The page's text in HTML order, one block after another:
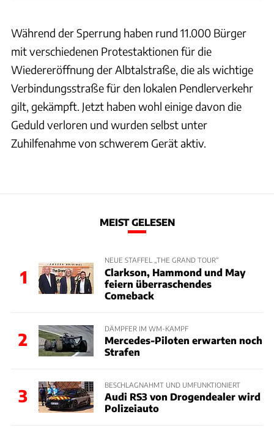
Während der Sperrung haben rund 11.000 Bürger
mit verschiedenen Protestaktionen für die
Wiedereröffnung der Albtalstraße, die als wichtige
Verbindungsstraße für den lokalen Pendlerverkehr
gilt, gekämpft. Jetzt haben wohl einige davon die
Geduld verloren und wurden selbst unter
Zuhilfenahme von schwerem Gerät aktiv.
MEIST GELESEN
1
NEUE STAFFEL „THE GRAND TOUR“
Clarkson, Hammond und May
feiern überraschendes
Comeback
2
DÄMPFER IM WM-KAMPF
Mercedes-Piloten erwarten noch
Strafen
3
BESCHLAGNAHMT UND UMFUNKTIONIERT
Audi RS3 von Drogendealer wird
Polizeiauto